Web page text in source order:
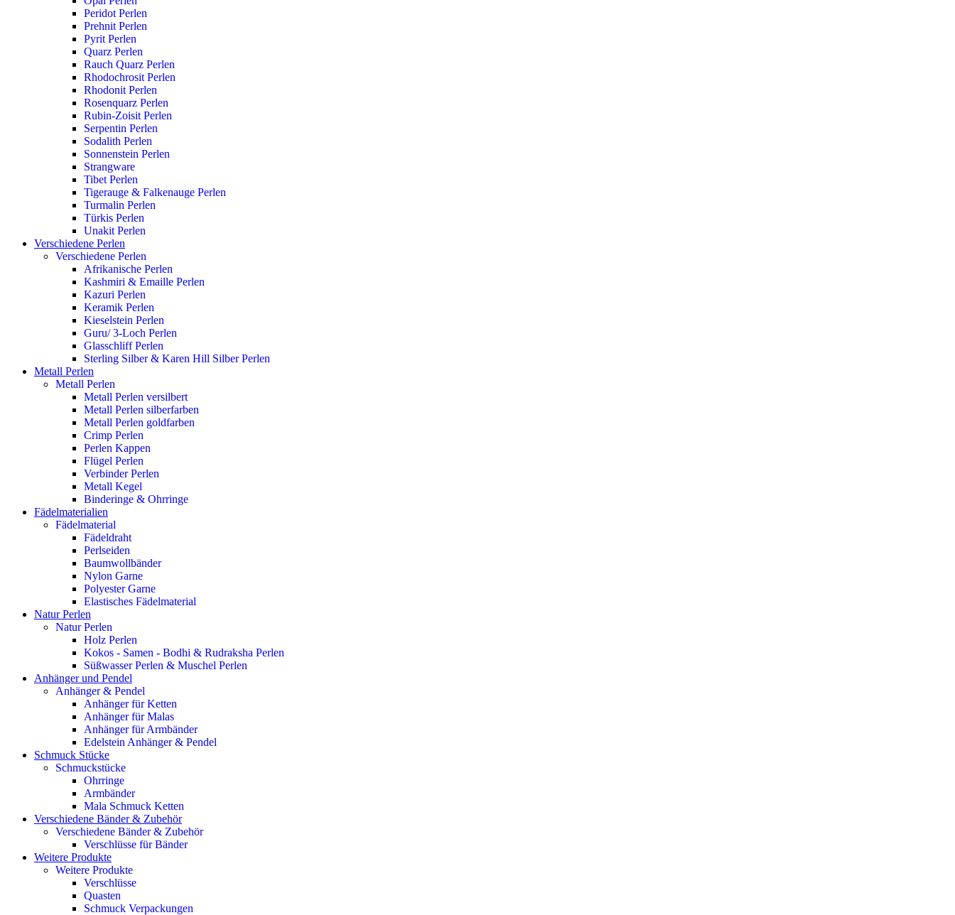
Peridot Perlen
Prehnit Perlen
Pyrit Perlen
Quarz Perlen
Rauch Quarz Perlen
Rhodochrosit Perlen
Rhodonit Perlen
Rosenquarz Perlen
Rubin-Zoisit Perlen
Serpentin Perlen
Sodalith Perlen
Sonnenstein Perlen
Strangware
Tibet Perlen
Tigerauge & Falkenauge Perlen
Turmalin Perlen
Türkis Perlen
Unakit Perlen
Verschiedene Perlen
Verschiedene Perlen
Afrikanische Perlen
Kashmiri & Emaille Perlen
Kazuri Perlen
Keramik Perlen
Kieselstein Perlen
Guru/ 3-Loch Perlen
Glasschliff Perlen
Sterling Silber & Karen Hill Silber Perlen
Metall Perlen
Metall Perlen
Metall Perlen versilbert
Metall Perlen silberfarben
Metall Perlen goldfarben
Crimp Perlen
Perlen Kappen
Flügel Perlen
Verbinder Perlen
Metall Kegel
Binderinge & Ohrringe
Fädelmaterialien
Fädelmaterial
Fädeldraht
Perlseiden
Baumwollbänder
Nylon Garne
Polyester Garne
Elastisches Fädelmaterial
Natur Perlen
Natur Perlen
Holz Perlen
Kokos - Samen - Bodhi & Rudraksha Perlen
Süßwasser Perlen & Muschel Perlen
Anhänger und Pendel
Anhänger & Pendel
Anhänger für Ketten
Anhänger für Malas
Anhänger für Armbänder
Edelstein Anhänger & Pendel
Schmuck Stücke
Schmuckstücke
Ohrringe
Armbänder
Mala Schmuck Ketten
Verschiedene Bänder & Zubehör
Verschiedene Bänder & Zubehör
Verschlüsse für Bänder
Weitere Produkte
Weitere Produkte
Verschlüsse
Quasten
Schmuck Verpackungen